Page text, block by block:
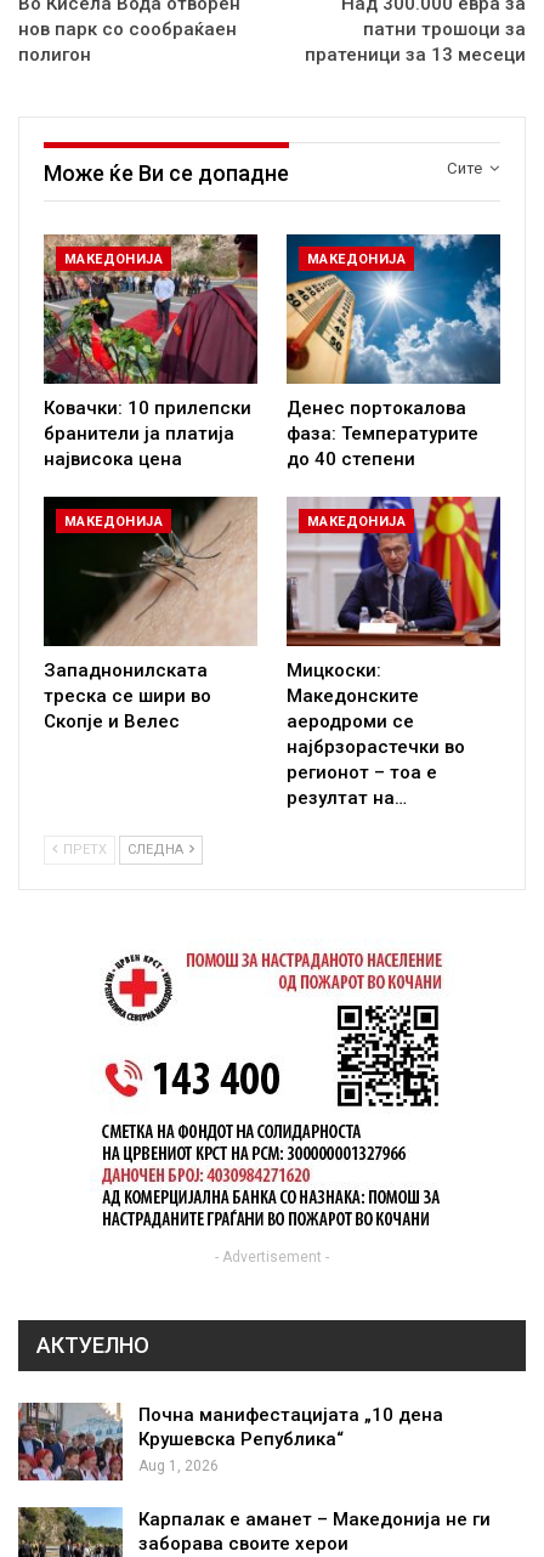
нов парк со сообраќаен
полигон
патни трошоци за
пратеници за 13 месеци
Сите
Може ќе Ви се допадне
МАКЕДОНИЈА
Ковачки: 10 прилепски
бранители ја платија
највисока цена
МАКЕДОНИЈА
Денес портокалова
фаза: Температурите
до 40 степени
МАКЕДОНИЈА
Западнонилската
треска се шири во
Скопје и Велес
МАКЕДОНИЈА
Мицкоски:
Македонските
аеродроми се
најбрзорастечки во
регионот – тоа е
резултат на…
ПРЕТХ СЛЕДНА
- Advertisement -
АКТУЕЛНО
Почна манифестацијата „10 дена
Крушевска Република“
Aug 1, 2026
Карпалак е аманет – Македонија не ги
заборава своите херои